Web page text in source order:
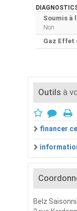
Soumis à
Non
Gaz Effet
Outils à
financer
Belz